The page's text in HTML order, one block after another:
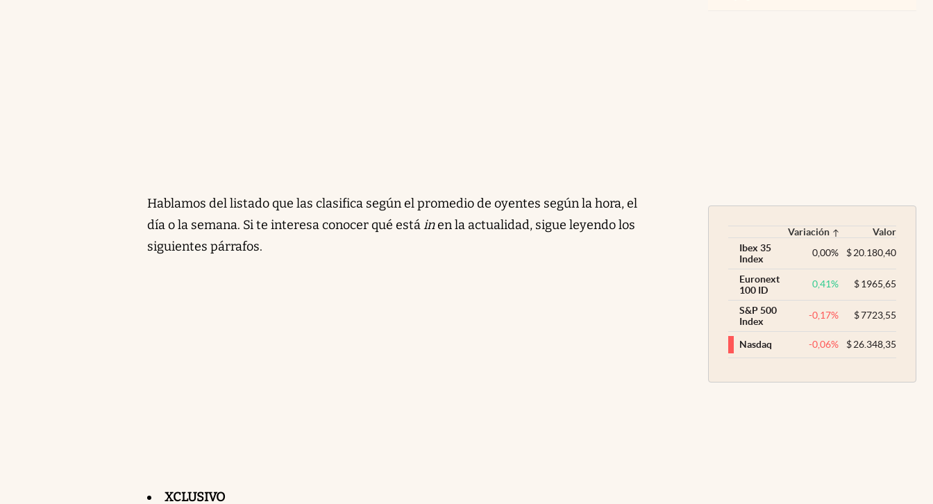
Hablamos del listado que las clasifica según el promedio de oyentes según la hora, el
día o la semana. Si te interesa conocer qué estáinen la actualidad, sigue leyendo los
siguientes párrafos.
XCLUSIVO
Variación
Valor
Ibex 35
Index
0,00% $20.180,40
Euronext
100 ID
0,41% $1965,65
S&P 500
Index
-0,17% $7723,55
Nasdaq -0,06% $26.348,35